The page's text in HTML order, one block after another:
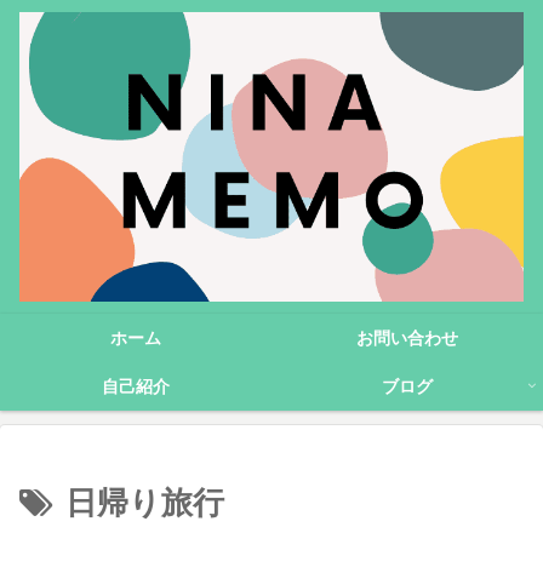
ホーム お問い合わせ
自己紹介 ブログ
日帰り旅行